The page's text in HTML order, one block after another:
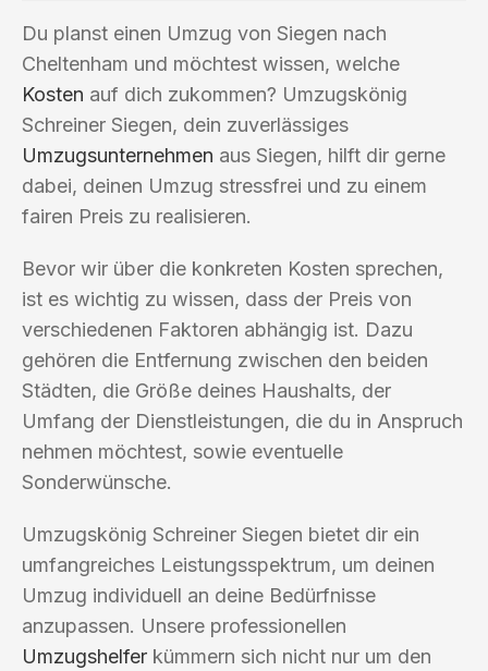
Du planst einen Umzug von Siegen nach
Cheltenham und möchtest wissen, welche
Kosten auf dich zukommen? Umzugskönig
Schreiner Siegen, dein zuverlässiges
Umzugsunternehmen aus Siegen, hilft dir gerne
dabei, deinen Umzug stressfrei und zu einem
fairen Preis zu realisieren.
Bevor wir über die konkreten Kosten sprechen,
ist es wichtig zu wissen, dass der Preis von
verschiedenen Faktoren abhängig ist. Dazu
gehören die Entfernung zwischen den beiden
Städten, die Größe deines Haushalts, der
Umfang der Dienstleistungen, die du in Anspruch
nehmen möchtest, sowie eventuelle
Sonderwünsche.
Umzugskönig Schreiner Siegen bietet dir ein
umfangreiches Leistungsspektrum, um deinen
Umzug individuell an deine Bedürfnisse
anzupassen. Unsere professionellen
Umzugshelfer kümmern sich nicht nur um den